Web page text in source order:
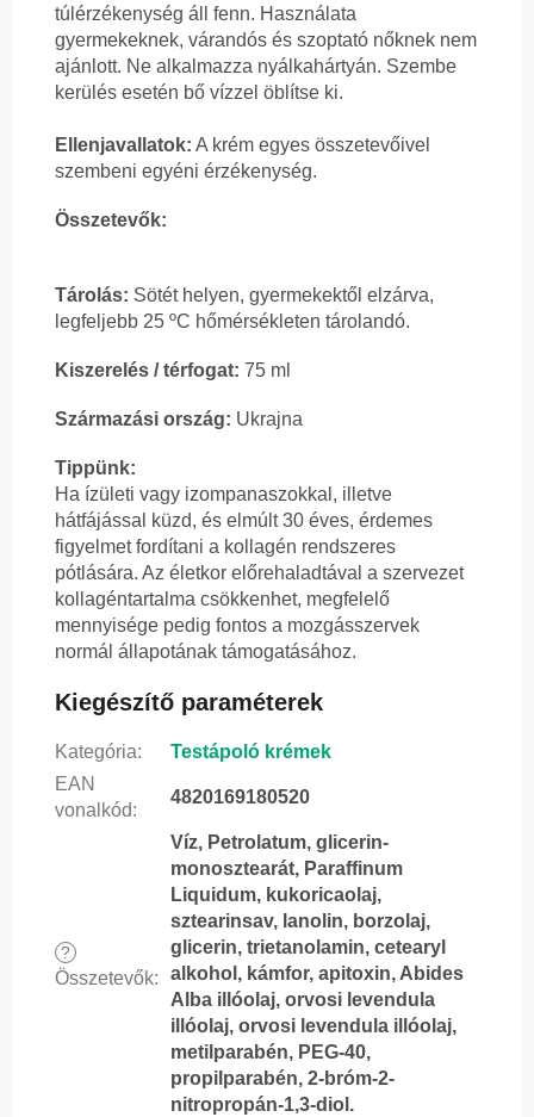
túlérzékenység áll fenn. Használata
gyermekeknek, várandós és szoptató nőknek nem
ajánlott. Ne alkalmazza nyálkahártyán. Szembe
kerülés esetén bő vízzel öblítse ki.
Ellenjavallatok: A krém egyes összetevőivel
szembeni egyéni érzékenység.
Összetevők:
Tárolás: Sötét helyen, gyermekektől elzárva,
legfeljebb 25 ºC hőmérsékleten tárolandó.
Kiszerelés / térfogat: 75 ml
Származási ország: Ukrajna
Tippünk:
Ha ízületi vagy izompanaszokkal, illetve
hátfájással küzd, és elmúlt 30 éves, érdemes
figyelmet fordítani a kollagén rendszeres
pótlására. Az életkor előrehaladtával a szervezet
kollagéntartalma csökkenhet, megfelelő
mennyisége pedig fontos a mozgásszervek
normál állapotának támogatásához.
Kiegészítő paraméterek
Kategória:
Testápoló krémek
EAN
vonalkód:
4820169180520
?
Összetevők:
Víz, Petrolatum, glicerin-
monosztearát, Paraffinum
Liquidum, kukoricaolaj,
sztearinsav, lanolin, borzolaj,
glicerin, trietanolamin, cetearyl
alkohol, kámfor, apitoxin, Abides
Alba illóolaj, orvosi levendula
illóolaj, orvosi levendula illóolaj,
metilparabén, PEG-40,
propilparabén, 2-bróm-2-
nitropropán-1,3-diol.